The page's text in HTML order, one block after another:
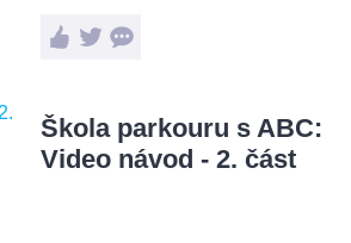
Škola parkouru s ABC:
Video návod - 2. část